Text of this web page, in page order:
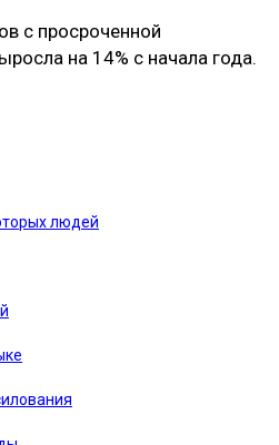
с просроченной
на 14% с начала года.